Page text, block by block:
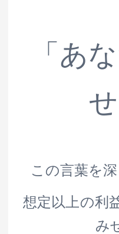
「あ
この言葉を
想定以上の利
み